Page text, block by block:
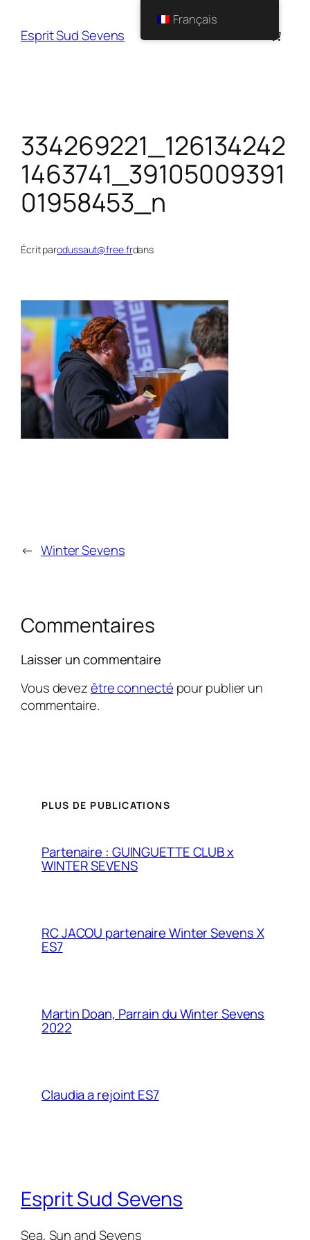
Esprit Sud Sevens
334269221_126134242
1463741_39105009391
01958453_n
Écrit parodussaut@free.frdans
← Winter Sevens
Commentaires
Laisser un commentaire
Vous devezêtre connecté pour publier un
commentaire.
PLUS DE PUBLICATIONS
Partenaire : GUINGUETTE CLUB x
WINTER SEVENS
RC JACOU partenaire Winter Sevens X
ES7
Martin Doan, Parrain du Winter Sevens
2022
Claudia a rejoint ES7
Esprit Sud Sevens
Sea, Sun and Sevens
Français